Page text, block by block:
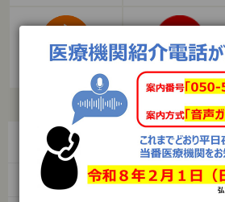
救急
弘前地区消防事務組合第１次中長期
119番通報